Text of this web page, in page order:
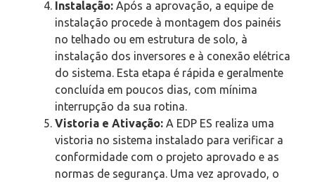
Instalação: Após a aprovação, a equipe de
instalação procede à montagem dos painéis
no telhado ou em estrutura de solo, à
instalação dos inversores e à conexão elétrica
do sistema. Esta etapa é rápida e geralmente
concluída em poucos dias, com mínima
interrupção da sua rotina.
Vistoria e Ativação: A EDP ES realiza uma
vistoria no sistema instalado para verificar a
conformidade com o projeto aprovado e as
normas de segurança. Uma vez aprovado, o